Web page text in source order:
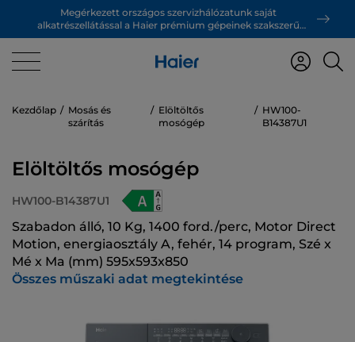
Megérkezett országos szervizhálózatunk saját
alkatrészellátással a Haier prémium gépeinek szakszerű
támogatásáért!
Kezdőlap
Mosás és
szárítás
Elöltöltős
mosógép
HW100-
B14387U1
Elöltöltős mosógép
HW100-B14387U1
Szabadon álló, 10 Kg, 1400 ford./perc, Motor Direct
Motion, energiaosztály A, fehér, 14 program, Szé x
Mé x Ma (mm) 595x593x850
Összes műszaki adat megtekintése